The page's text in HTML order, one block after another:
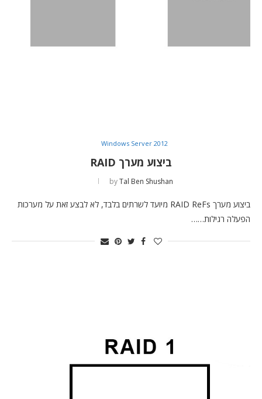
Windows Server 2012
ביצוע מערך RAID
byTal Ben Shushan
ביצוע מערך RAID ReFs מיועד לשרתים בלבד, לא לבצע זאת על מערכות
הפעלה רגילות……